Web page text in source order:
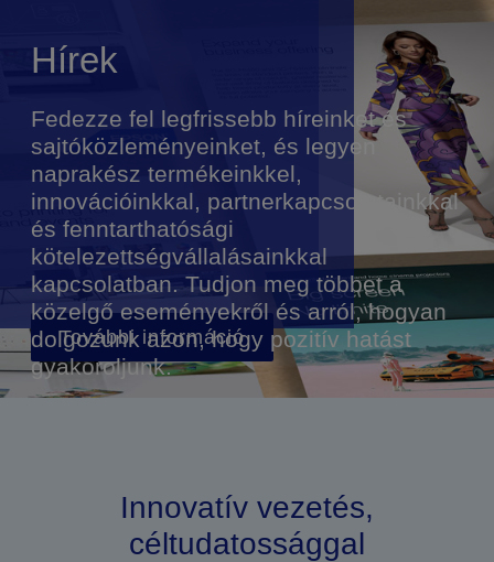
Fedezze fel legfrissebb híreinket és
sajtóközleményeinket, és legyen
naprakész termékeinkkel,
innovációinkkal, partnerkapcsolatainkkal
és fenntarthatósági
kötelezettségvállalásainkkal
kapcsolatban. Tudjon meg többet a
közelgő eseményekről és arról, hogyan
dolgozunk azon, hogy pozitív hatást
gyakoroljunk.
Hírek
További információ
Innovatív vezetés,
céltudatossággal